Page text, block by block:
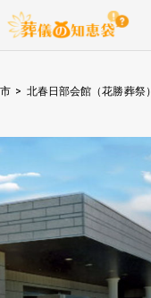
> 北春日部会館（花勝葬祭）